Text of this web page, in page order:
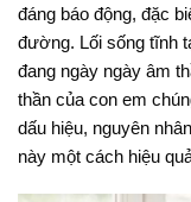
đáng báo động, đặc
đường. Lối sống tĩnh
đang ngày ngày âm
thần của con em
dấu hiệu, nguyên
này một cách hiệu